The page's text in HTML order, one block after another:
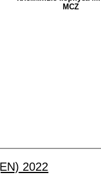
MCZ
2022